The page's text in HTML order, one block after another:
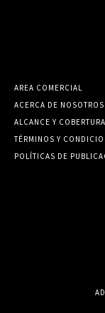
AREA COMERCIAL
ACERCA DE NOSOTROS
ALCANCE Y COBERTURA
TÉRMINOS Y
POLÍTICAS DE